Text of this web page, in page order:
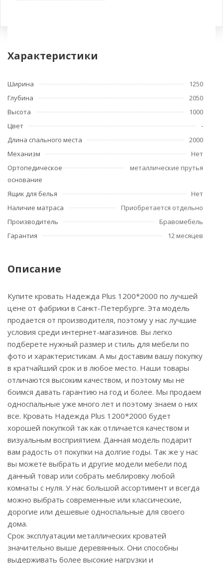
Характеристики
Ширина
1250
Глубина
2050
Высота
1000
Цвет
-
Длина спального места
2000
Механизм
Нет
Ортопедическое
основание
металлические прутья
Ящик для белья
Нет
Наличие матраса
Приобретается отдельно
Производитель
Бравомебель
Гарантия
12 месяцев
Описание
Купите кровать Надежда Plus 1200*2000 по лучшей
цене от фабрики в Санкт-Петербурге. Эта модель
продается от производителя, поэтому у нас лучшие
условия среди интернет-магазинов. Вы легко
подберете нужный размер и стиль для мебели по
фото и характеристикам. А мы доставим вашу покупку
в кратчайший срок и в любое место. Наши товары
отличаются высоким качеством, и поэтому мы не
боимся давать гарантию на год и более. Мы продаем
односпальные уже много лет и поэтому знаем о них
все. Кровать Надежда Plus 1200*2000 будет
хорошей покупкой так как отличается качеством и
визуальным восприятием. Данная модель подарит
вам радость от покупки на долгие годы. Так же у нас
вы можете выбрать и другие модели мебели под
данный товар или собрать меблировку любой
комнаты с нуля. У нас большой ассортимент и всегда
можно выбрать современные или классические,
дорогие или дешевые односпальные для своего
дома.
Срок эксплуатации металлических кроватей
значительно выше деревянных. Они способны
выдерживать более высокие нагрузки и